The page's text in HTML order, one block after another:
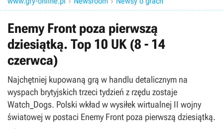
Enemy Front poza pierwszą
dziesiątką. Top 10 UK (8 - 14
czerwca)
Najchętniej kupowaną grą w handlu detalicznym na
wyspach brytyjskich trzeci tydzień z rzędu zostaje
Watch_Dogs. Polski wkład w wysiłek wirtualnej II wojny
światowej w postaci Enemy Front poza pierwszą dziesiątką.